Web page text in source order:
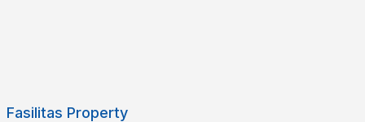
Fasilitas Property